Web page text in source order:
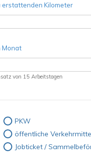
erstattenden Kilometer
Monat
von 15 Arbeitstagen
PKW
öffentliche
Jobticket /